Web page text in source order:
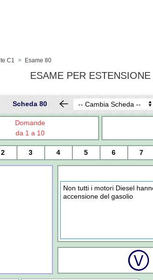
C1 > Esame 80
ESAME PER
Scheda 80
Domande
da 1 a 10
2 3 4 5 6 7
Non tutti i motori Diesel
accensione del gasolio